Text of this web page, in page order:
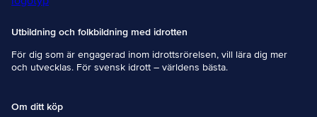
Utbildning och folkbildning med idrotten
För dig som är engagerad inom idrottsrörelsen, vill lära dig mer
och utvecklas. För svensk idrott – världens bästa.
Om ditt köp